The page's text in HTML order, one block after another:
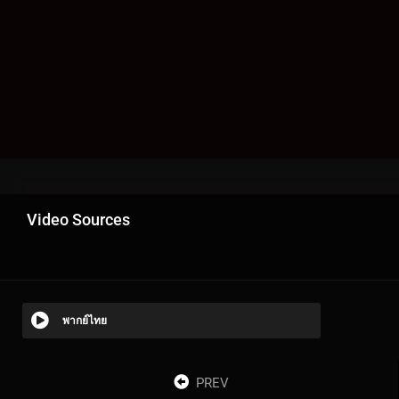
Video Sources
พากย์ไทย
PREV